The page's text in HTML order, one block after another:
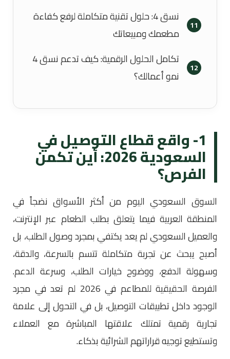
11
نسق 4: حلول تقنية متكاملة لرفع كفاءة
مطعمك ومبيعاتك
12
تكامل الحلول الرقمية: كيف تدعم نسق 4
نمو أعمالك؟
1- واقع قطاع التوصيل في
السعودية 2026: أين تكمن
الفرص؟
السوق السعودي اليوم من أكثر الأسواق نضجاً في
المنطقة العربية فيما يتعلق بطلب الطعام عبر الإنترنت،
والعميل السعودي لم يعد يكتفي بمجرد وصول الطلب، بل
أصبح يبحث عن تجربة متكاملة تتسم بالسرعة، والدقة،
وسهولة الدفع، ووضوح خيارات الطلب، وسرعة الدعم.
الفرصة الحقيقية للمطاعم في 2026 لم تعد في مجرد
الوجود داخل تطبيقات التوصيل، بل في التحول إلى علامة
تجارية رقمية تمتلك علاقتها المباشرة مع العملاء
وتستطيع توجيه قراراتهم الشرائية بذكاء.